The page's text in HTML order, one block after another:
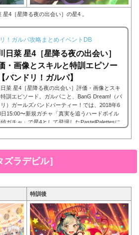
4［星降る夜の出会い］の星4 。
！ガルパ攻略まとめイベントDB
日菜 星4［星降る夜の出会い］
・画像とスキルと特訓エピソー
バンドリ！ガルパ】
菜 星4［星降る夜の出会い］評価・画像とスキ
訓エピソード。ガルパこと、BanG Dream!（バ
）ガールズバンドパーティー！では、2018年6
日15:00〜新規ガチャ「真実を追うハードボイル
偵ガチャ」で星4として登場したPastelPalettesに
］。今回は、氷川日菜 星4［星降る夜の出会
降る夜の出会い］※画像をタップ/クリックで画像
可能■特訓前■特訓後ステータス名前氷川日菜(ひ
な)所属バンドPast...
ラデビル］
特訓後